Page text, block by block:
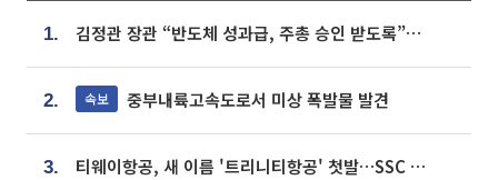
1. 김정관 장관 “반도체 성과급, 주총 승인 받도록”…상법·자본시장법 개정 시사
2. 속보 중부내륙고속도로서 미상 폭발물 발견
3. 티웨이항공, 새 이름 '트리니티항공' 첫발…SSC 전략 본격화